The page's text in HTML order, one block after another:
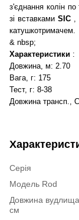
з'єднання колін
зі вставками SIC
катушкотримачем.
& nbsp;
Характеристики :
Довжина, м: 2.70
Вага, г: 175
Тест, г: 8-38
Довжина трансп.,
Серія
Модель Rod
Довжина вудлища,
см